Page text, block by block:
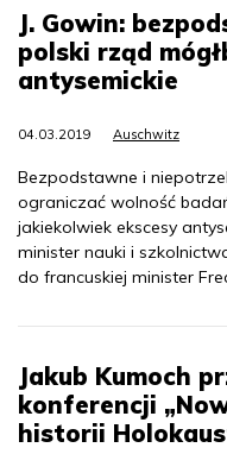
J. Gowin:
polski rząd
antysemickie
04.03.2019 Auschwitz
Bezpodstawne i
ograniczać wolność
jakiekolwiek ekscesy
minister nauki i
do francuskiej minister
Jakub Kumoch
konferencji
historii